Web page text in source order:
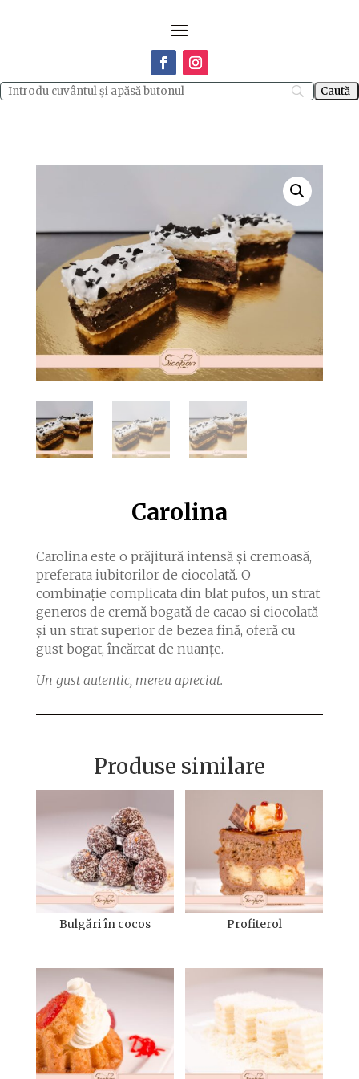
Carolina
Carolina este o prăjitură intensă și cremoasă,
preferata iubitorilor de ciocolată. O
combinație complicata din blat pufos, un strat
generos de cremă bogată de cacao si ciocolată
și un strat superior de bezea fină, oferă cu
gust bogat, încărcat de nuanțe.
Un gust autentic, mereu apreciat.
Produse similare
Bulgări în cocos Profiterol